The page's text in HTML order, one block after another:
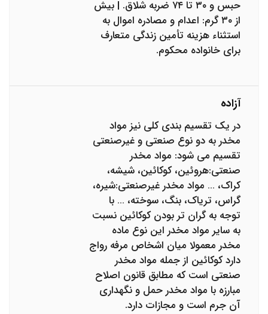
حبس و ۳۰ تا ۷۴ ضربه شلاق. | بیش
از ۳۰ گرم: اعدام و مصادره اموال به
استثناء هزینه تأمین زندگی متعارف
برای خانواده محکوم.
آزاده
در یک تقسیم بندی کلی نیز مواد
مخدر به دو نوع صنعتی و غیرصنعتی
تقسیم می شود: مواد مخدر
صنعتی:هروئین، کوکائین، شیشه،
کراک، … مواد مخدر غیرصنعتی:شیره،
گراس، تریاک، بنگ، سوخته، … با
توجه به گران تر بودن کوکائین نسبت
به سایر مواد مخدر این نوع ماده
مخدر معمولا میان اشخاص مرفه رواج
دارد کوکائین از جمله مواد مخدر
صنعتی است که مطابق قانون اصلاح
مبارزه با مواد مخدر حمل و نگهداری
آن جرم است و مجازات دارد.